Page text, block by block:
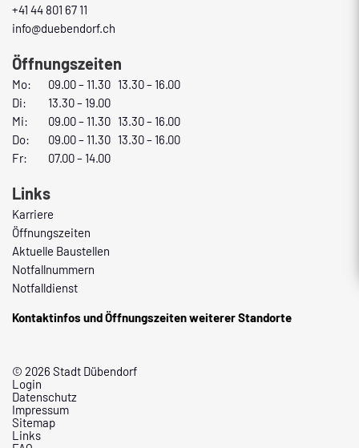
+41 44 801 67 11
info@duebendorf.ch
Öffnungszeiten
Mo:
09.00 – 11.30 13.30 – 16.00
Di:
13.30 – 19.00
Mi:
09.00 – 11.30 13.30 – 16.00
Do:
09.00 – 11.30 13.30 – 16.00
Fr:
07.00 – 14.00
Links
Karriere
Öffnungszeiten
Aktuelle Baustellen
Notfallnummern
Notfalldienst
Kontaktinfos und Öffnungszeiten weiterer Standorte
© 2026 Stadt Dübendorf
Login
Datenschutz
Impressum
Sitemap
Links